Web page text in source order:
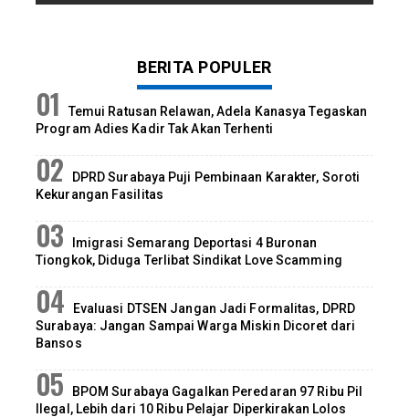
BERITA POPULER
Temui Ratusan Relawan, Adela Kanasya Tegaskan
Program Adies Kadir Tak Akan Terhenti
DPRD Surabaya Puji Pembinaan Karakter, Soroti
Kekurangan Fasilitas
Imigrasi Semarang Deportasi 4 Buronan
Tiongkok, Diduga Terlibat Sindikat Love Scamming
Evaluasi DTSEN Jangan Jadi Formalitas, DPRD
Surabaya: Jangan Sampai Warga Miskin Dicoret dari
Bansos
BPOM Surabaya Gagalkan Peredaran 97 Ribu Pil
Ilegal, Lebih dari 10 Ribu Pelajar Diperkirakan Lolos